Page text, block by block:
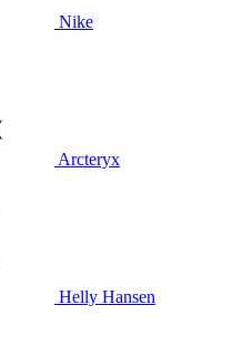
Nike
Arcteryx
Helly Hansen